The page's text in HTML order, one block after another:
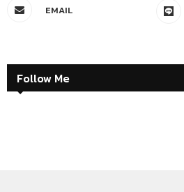
EMAIL
Follow Me